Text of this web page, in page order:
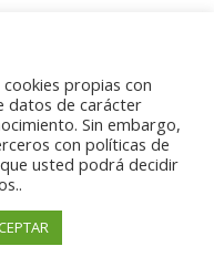
|Política de
para la
y el Adolescente
propias con
datos de carácter
Sin embargo,
con políticas de
usted podrá decidir